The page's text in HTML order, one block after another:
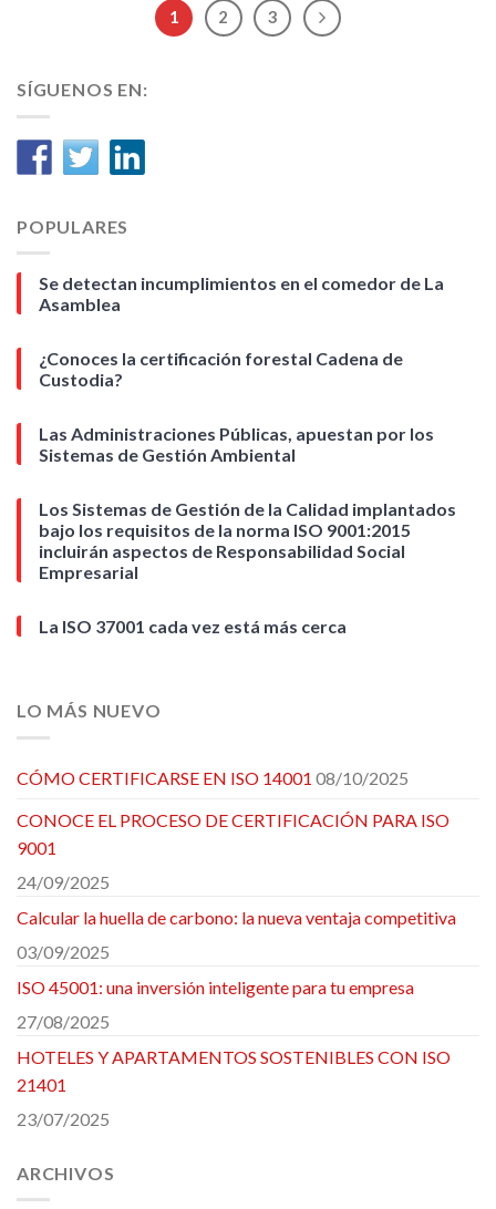
1 2 3
SÍGUENOS EN:
POPULARES
Se detectan incumplimientos en el comedor de La
Asamblea
¿Conoces la certificación forestal Cadena de
Custodia?
Las Administraciones Públicas, apuestan por los
Sistemas de Gestión Ambiental
Los Sistemas de Gestión de la Calidad implantados
bajo los requisitos de la norma ISO 9001:2015
incluirán aspectos de Responsabilidad Social
Empresarial
La ISO 37001 cada vez está más cerca
LO MÁS NUEVO
CÓMO CERTIFICARSE EN ISO 14001 08/10/2025
CONOCE EL PROCESO DE CERTIFICACIÓN PARA ISO
9001
24/09/2025
Calcular la huella de carbono: la nueva ventaja competitiva
03/09/2025
ISO 45001: una inversión inteligente para tu empresa
27/08/2025
HOTELES Y APARTAMENTOS SOSTENIBLES CON ISO
21401
23/07/2025
ARCHIVOS